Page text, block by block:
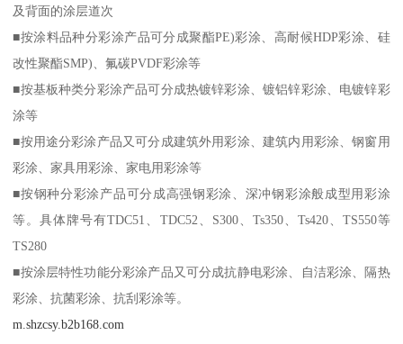
及背面的涂层道次
■按涂料品种分彩涂产品可分成聚酯PE)彩涂、高耐候HDP彩涂、硅
改性聚酯SMP)、氟碳PVDF彩涂等
■按基板种类分彩涂产品可分成热镀锌彩涂、镀铝锌彩涂、电镀锌彩
涂等
■按用途分彩涂产品又可分成建筑外用彩涂、建筑内用彩涂、钢窗用
彩涂、家具用彩涂、家电用彩涂等
■按钢种分彩涂产品可分成高强钢彩涂、深冲钢彩涂般成型用彩涂
等。具体牌号有TDC51、TDC52、S300、Ts350、Ts420、TS550等
TS280
■按涂层特性功能分彩涂产品又可分成抗静电彩涂、自洁彩涂、隔热
彩涂、抗菌彩涂、抗刮彩涂等。
m.shzcsy.b2b168.com